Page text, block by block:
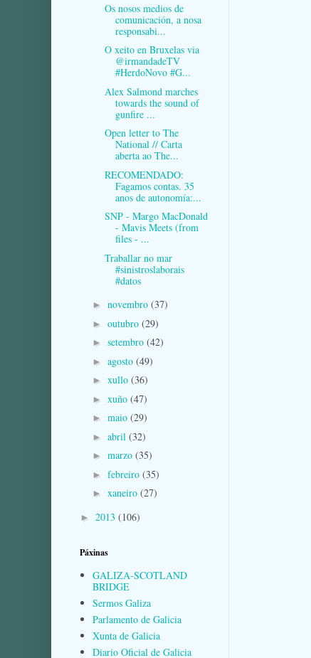
Os nosos medios de
comunicación, a nosa
responsabi...
O xeito en Bruxelas via
@irmandadeTV
#HerdoNovo #G...
Alex Salmond marches
towards the sound of
gunfire ...
Open letter to The
National // Carta
aberta ao The...
RECOMENDADO:
Fagamos contas. 35
anos de autonomía:...
SNP - Margo MacDonald
- Mavis Meets (from
files - ...
Traballar no mar
#sinistroslaborais
#datos
► novembro (37)
► outubro (29)
► setembro (42)
► agosto (49)
► xullo (36)
► xuño (47)
► maio (29)
► abril (32)
► marzo (35)
► febreiro (35)
► xaneiro (27)
► 2013 (106)
Páxinas
GALIZA-SCOTLAND
BRIDGE
Sermos Galiza
Parlamento de Galicia
Xunta de Galicia
Diario Oficial de Galicia